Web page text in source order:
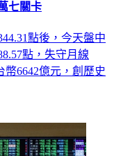
七關卡
點後，今天盤中
點，失守月線
幣6642億元，創歷史